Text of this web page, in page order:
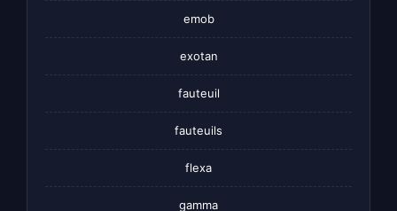
emob
exotan
fauteuil
fauteuils
flexa
gamma